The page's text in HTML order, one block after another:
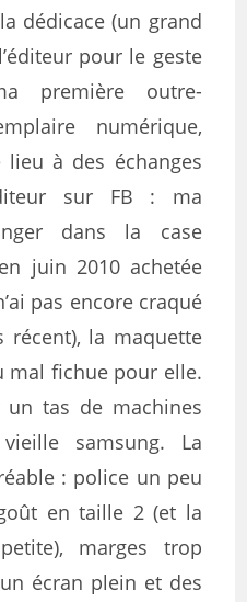
dédicace (un grand
pour le geste
première outre-
numérique,
à des échanges
sur FB : ma
dans la case
juin 2010 achetée
pas encore craqué
la maquette
mal fichue pour elle.
tas de machines
samsung. La
: police un peu
en taille 2 (et la
marges trop
écran plein et des